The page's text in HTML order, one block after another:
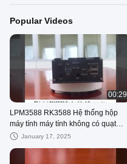
Popular Videos
00:29
LPM3588 RK3588 Hệ thống hộp
máy tính máy tính không có quạt
được tùy chỉnh
January 17, 2025